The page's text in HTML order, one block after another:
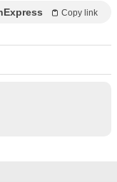
Copy link